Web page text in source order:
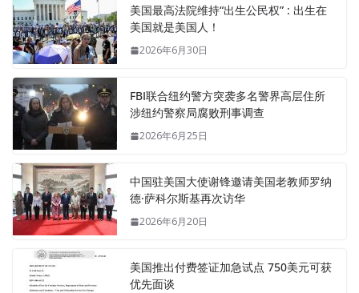
美国最高法院维持“出生公民权” : 出生在
美国就是美国人！
2026年6月30日
FBI联合纽约警方突袭多名警界高层住所
涉纽约警察局腐败刑事调查
2026年6月25日
中国驻美国大使谢锋邀请美国老教师罗纳
德·萨科尔斯基再次访华
2026年6月20日
美国推出付费签证加急试点 750美元可获
优先面谈